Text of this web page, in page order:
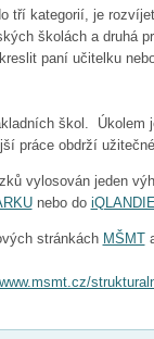
tří kategorií, je
školách a druhá
paní učitelku
škol. Úkolem
práce obdrží
vylosován jeden
nebo do
stránkách MŠMT